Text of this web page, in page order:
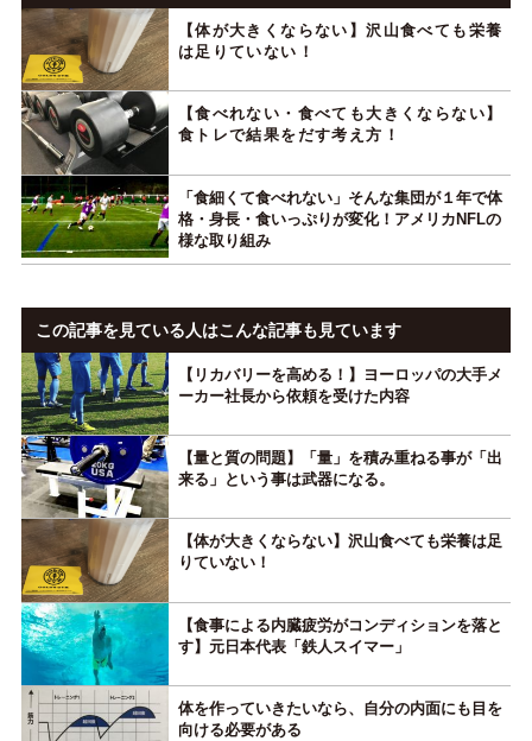
【体が大きくならない】沢山食べても栄養
は足りていない！
【食べれない・食べても大きくならない】
食トレで結果をだす考え方！
「食細くて食べれない」そんな集団が１年で体
格・身長・食いっぷりが変化！アメリカNFLの
様な取り組み
この記事を見ている人はこんな記事も見ています
【リカバリーを高める！】ヨーロッパの大手メ
ーカー社長から依頼を受けた内容
【量と質の問題】「量」を積み重ねる事が「出
来る」という事は武器になる。
【体が大きくならない】沢山食べても栄養は足
りていない！
【食事による内臓疲労がコンディションを落と
す】元日本代表「鉄人スイマー」
体を作っていきたいなら、自分の内面にも目を
向ける必要がある